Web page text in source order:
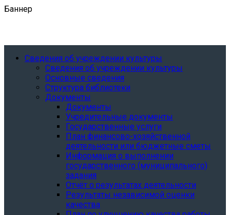
Баннер
Сведения об учреждении культуры
Сведения об учреждении культуры
Основные сведения
Структура библиотеки
Документы
Документы
Учредительные документы
Государственные услуги
План финансово-хозяйственной
деятельности или бюджетные сметы
Информация о выполнении
государственного (муниципального)
задания
Отчёт о результатах деятельности
Результаты независимой оценки
качества